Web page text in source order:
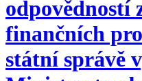
odpovědností
finančních
státní správě